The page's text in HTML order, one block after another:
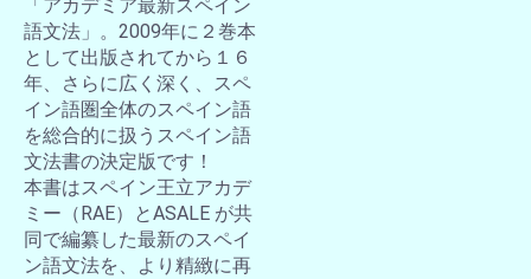
「アカデミア最新スペイン
語文法」。2009年に２巻本
として出版されてから１６
年、さらに広く深く、スペ
イン語圏全体のスペイン語
を総合的に扱うスペイン語
文法書の決定版です！
本書はスペイン王立アカデ
ミー（RAE）とASALE が共
同で編纂した最新のスペイ
ン語文法を、より精緻に再